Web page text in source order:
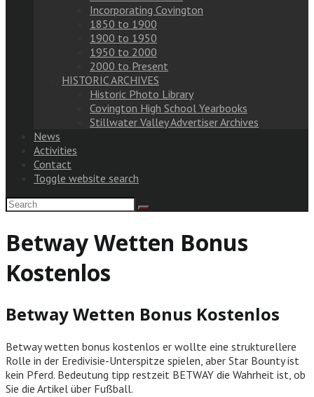
Incorporating Covington
1850 to 1900
1900 to 1950
1950 to 2000
2000 to Present
HISTORIC ARCHIVES
Historic Photo Library
Covington High School Yearbooks
Stillwater Valley Advertiser Archives
News
Activities
Contact
Toggle website search
Betway Wetten Bonus
Kostenlos
Betway Wetten Bonus Kostenlos
Betway wetten bonus kostenlos er wollte eine strukturellere
Rolle in der Eredivisie-Unterspitze spielen, aber Star Bounty ist
kein Pferd. Bedeutung tipp restzeit BETWAY die Wahrheit ist, ob
Sie die Artikel über Fußball.